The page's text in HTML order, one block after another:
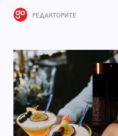
РЕДАКТОРИТЕ